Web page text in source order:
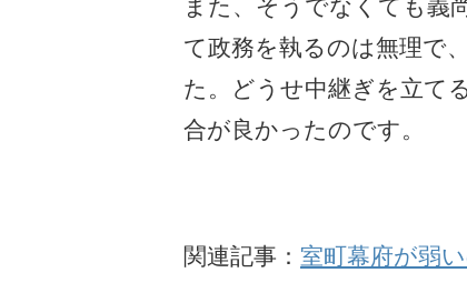
また、そうでなくても義
て政務を執るのは無理で
た。どうせ中継ぎを立て
合が良かったのです。
関連記事： 室町幕府が弱